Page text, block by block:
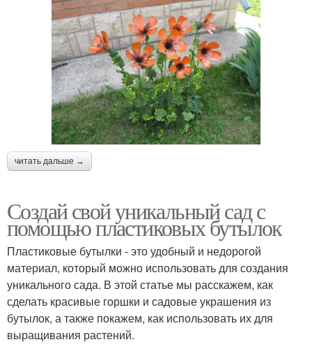
читать дальше →
Создай свой уникальный сад с
помощью пластиковых бутылок
Пластиковые бутылки - это удобный и недорогой
материал, который можно использовать для создания
уникального сада. В этой статье мы расскажем, как
сделать красивые горшки и садовые украшения из
бутылок, а также покажем, как использовать их для
выращивания растений.